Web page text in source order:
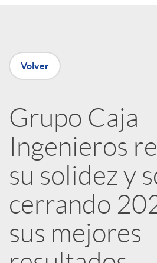
n
e
d
e
s
Volver
Grupo Caja
Ingenieros
su solidez y
cerrando
sus mejores